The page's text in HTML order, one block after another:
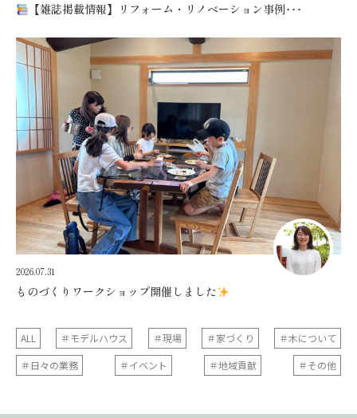
【雑誌掲載情報】リフォーム・リノベーション事例･･･
2026.07.31
ものづくりワークショップ開催しました
ALL ＃モデルハウス ＃現場 ＃家づくり
＃木について
＃日々の業務
＃イベント ＃地域貢献 ＃その他